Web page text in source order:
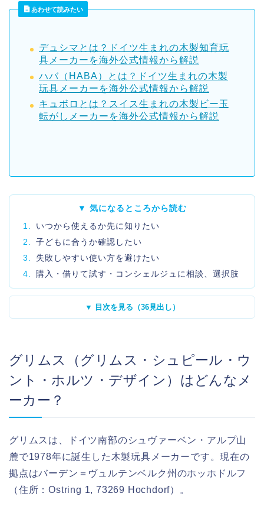
あわせて読みたい
デュシマとは？ドイツ生まれの木製知育玩
具メーカーを海外公式情報から解説
ハバ（HABA）とは？ドイツ生まれの木製
玩具メーカーを海外公式情報から解説
キュボロとは？スイス生まれの木製ビー玉
転がしメーカーを海外公式情報から解説
▼ 気になるところから読む
1.
いつから使えるか先に知りたい
2.
子どもに合うか確認したい
3.
失敗しやすい使い方を避けたい
4.
購入・借りて試す・コンシェルジュに相談、選択肢
▼ 目次を見る（36見出し）
グリムス（グリムス・シュピール・ウ
ント・ホルツ・デザイン）はどんなメ
ーカー？
グリムスは、ドイツ南部のシュヴァーベン・アルプ山
麓で1978年に誕生した木製玩具メーカーです。現在の
拠点はバーデン＝ヴュルテンベルク州のホッホドルフ
（住所：Ostring 1, 73269 Hochdorf）。